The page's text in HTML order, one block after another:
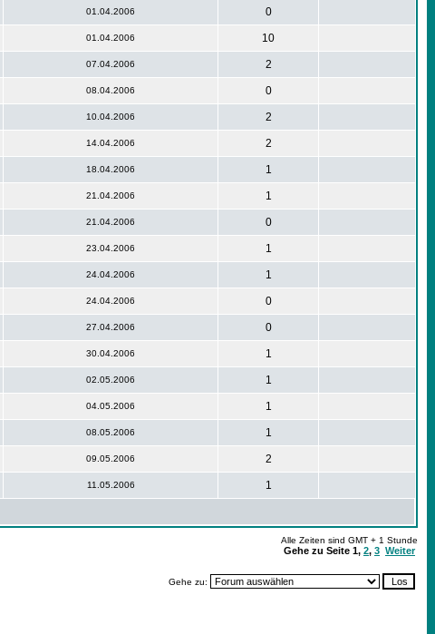
01.04.2006 0
01.04.2006 10
07.04.2006 2
08.04.2006 0
10.04.2006 2
14.04.2006 2
18.04.2006 1
21.04.2006 1
21.04.2006 0
23.04.2006 1
24.04.2006 1
24.04.2006 0
27.04.2006 0
30.04.2006 1
02.05.2006 1
04.05.2006 1
08.05.2006 1
09.05.2006 2
11.05.2006 1
Alle Zeiten sind GMT + 1 Stunde
Gehe zu Seite 1, 2, 3 Weiter
Gehe zu: